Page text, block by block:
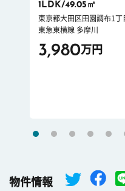
1LDK/49.05㎡
東京都大田区田園調布1丁
東急東横線 多摩川
3,980万円
物件情報